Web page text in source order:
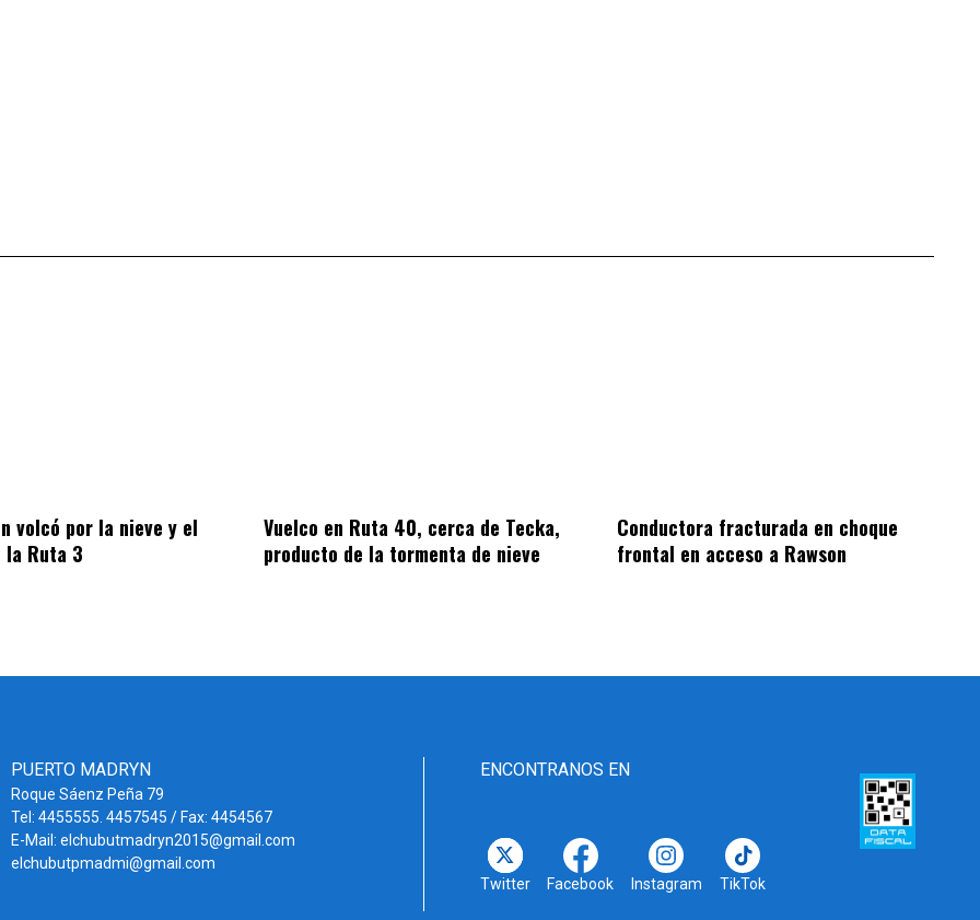
volcó por la nieve y el
la Ruta 3
Vuelco en Ruta 40, cerca de Tecka,
producto de la tormenta de nieve
Conductora fracturada en choque
frontal en acceso a Rawson
PUERTO MADRYN
Roque Sáenz Peña 79
Tel: 4455555. 4457545 / Fax: 4454567
E-Mail: elchubutmadryn2015@gmail.com
elchubutpmadmi@gmail.com
ENCONTRANOS EN
Twitter Facebook Instagram TikTok